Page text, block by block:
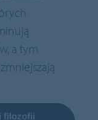
a tym
filozofii